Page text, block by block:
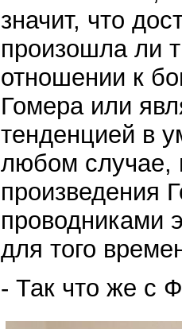
значит, что
произошла ли
отношении к
Гомера или
тенденцией в
любом случае,
произведения
проводниками
для того
- Так что же с